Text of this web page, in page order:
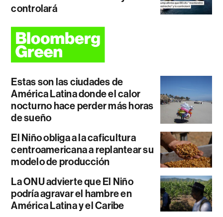
controlará
Estas son las ciudades de
América Latina donde el calor
nocturno hace perder más horas
de sueño
El Niño obliga a la caficultura
centroamericana a replantear su
modelo de producción
La ONU advierte que El Niño
podría agravar el hambre en
América Latina y el Caribe